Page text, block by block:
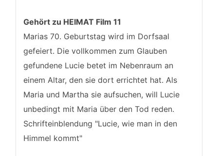
Gehört zu HEIMAT Film 11
Marias 70. Geburtstag wird im Dorfsaal
gefeiert. Die vollkommen zum Glauben
gefundene Lucie betet im Nebenraum an
einem Altar, den sie dort errichtet hat. Als
Maria und Martha sie aufsuchen, will Lucie
unbedingt mit Maria über den Tod reden.
Schrifteinblendung "Lucie, wie man in den
Himmel kommt"